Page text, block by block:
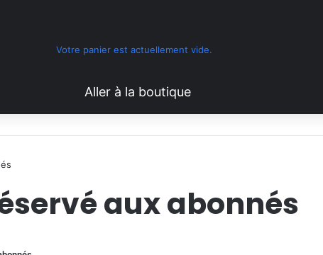
Votre panier est actuellement vide.
Aller à la boutique
aux abonnés